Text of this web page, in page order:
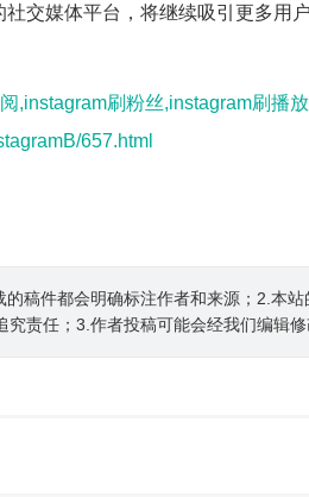
交媒体平台，将继续吸引更多用
,instagram刷粉丝,instagram刷播
657.html
稿件都会明确标注作者和来源；2.本
责任；3.作者投稿可能会经我们编辑修